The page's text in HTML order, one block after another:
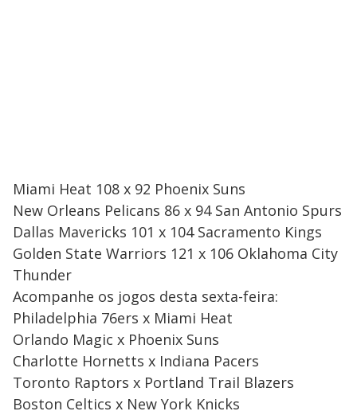
Miami Heat 108 x 92 Phoenix Suns
New Orleans Pelicans 86 x 94 San Antonio Spurs
Dallas Mavericks 101 x 104 Sacramento Kings
Golden State Warriors 121 x 106 Oklahoma City
Thunder
Acompanhe os jogos desta sexta-feira:
Philadelphia 76ers x Miami Heat
Orlando Magic x Phoenix Suns
Charlotte Hornetts x Indiana Pacers
Toronto Raptors x Portland Trail Blazers
Boston Celtics x New York Knicks